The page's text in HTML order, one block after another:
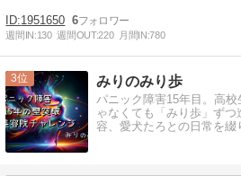
1951650 6
週間IN:130 週間OUT:220 月間IN:780
3 みりのみり歩
パニック障害15年目。高
ゃなくても「みり歩」ず
容、愛犬たろとの日常を綴